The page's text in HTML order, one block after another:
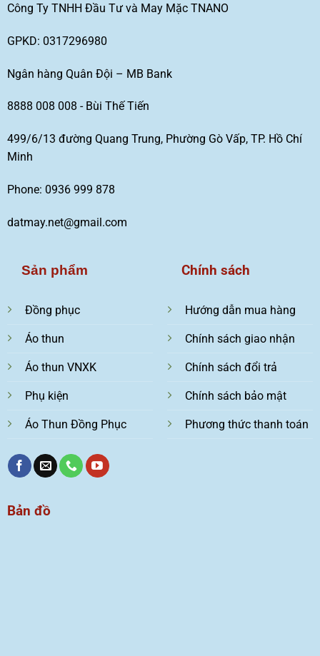
Công Ty TNHH Đầu Tư và May Mặc TNANO
GPKD: 0317296980
Ngân hàng Quân Đội – MB Bank
8888 008 008 - Bùi Thế Tiến
499/6/13 đường Quang Trung, Phường Gò Vấp, TP. Hồ Chí
Minh
Phone: 0936 999 878
datmay.net@gmail.com
Sản phẩm
Đồng phục
Áo thun
Áo thun VNXK
Phụ kiện
Áo Thun Đồng Phục
Chính sách
Hướng dẫn mua hàng
Chính sách giao nhận
Chính sách đổi trả
Chính sách bảo mật
Phương thức thanh toán
Bản đồ